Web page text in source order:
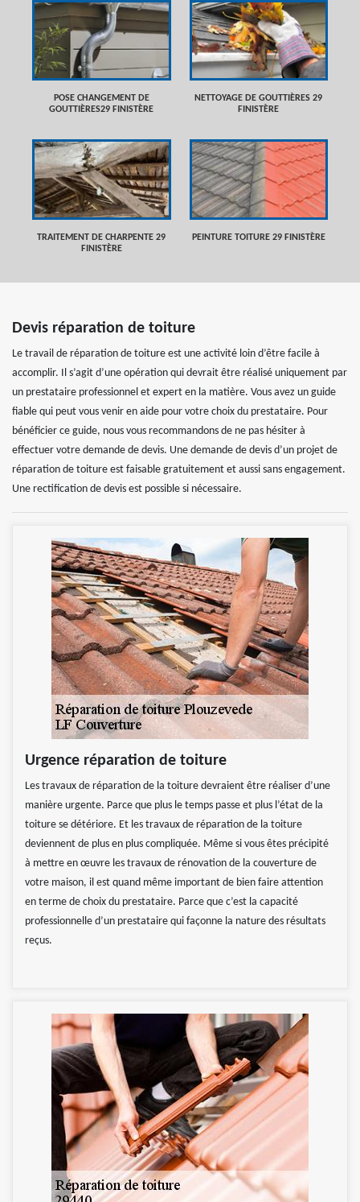
POSE CHANGEMENT DE
GOUTTIÈRES29 FINISTÈRE
NETTOYAGE DE GOUTTIÈRES 29
FINISTÈRE
TRAITEMENT DE CHARPENTE 29
FINISTÈRE
PEINTURE TOITURE 29 FINISTÈRE
Devis réparation de toiture
Le travail de réparation de toiture est une activité loin d’être facile à
accomplir. Il s’agit d’une opération qui devrait être réalisé uniquement par
un prestataire professionnel et expert en la matière. Vous avez un guide
fiable qui peut vous venir en aide pour votre choix du prestataire. Pour
bénéficier ce guide, nous vous recommandons de ne pas hésiter à
effectuer votre demande de devis. Une demande de devis d’un projet de
réparation de toiture est faisable gratuitement et aussi sans engagement.
Une rectification de devis est possible si nécessaire.
Urgence réparation de toiture
Les travaux de réparation de la toiture devraient être réaliser d’une
manière urgente. Parce que plus le temps passe et plus l’état de la
toiture se détériore. Et les travaux de réparation de la toiture
deviennent de plus en plus compliquée. Même si vous êtes précipité
à mettre en œuvre les travaux de rénovation de la couverture de
votre maison, il est quand même important de bien faire attention
en terme de choix du prestataire. Parce que c’est la capacité
professionnelle d’un prestataire qui façonne la nature des résultats
reçus.